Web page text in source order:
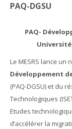
PAQ-DGSU
PAQ-
Le MESRS lance un
Développement
(PAQ-DGSU) et du
Technologiques
Etudes
d’accélérer la